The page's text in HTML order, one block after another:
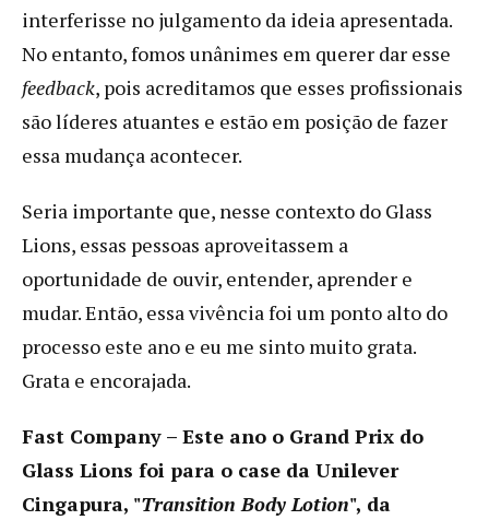
interferisse no julgamento da ideia apresentada.
No entanto, fomos unânimes em querer dar esse
feedback, pois acreditamos que esses profissionais
são líderes atuantes e estão em posição de fazer
essa mudança acontecer.
Seria importante que, nesse contexto do Glass
Lions, essas pessoas aproveitassem a
oportunidade de ouvir, entender, aprender e
mudar. Então, essa vivência foi um ponto alto do
processo este ano e eu me sinto muito grata.
Grata e encorajada.
Fast Company – Este ano o Grand Prix do
Glass Lions foi para o case da Unilever
Cingapura, "Transition Body Lotion", da